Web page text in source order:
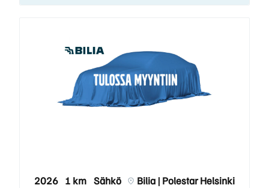
2026 1 km Sähkö Bilia | Polestar Helsinki